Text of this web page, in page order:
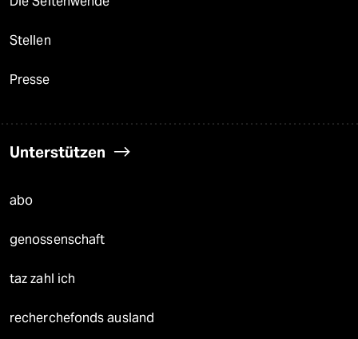
Stellen
Presse
Unterstützen
abo
genossenschaft
taz zahl ich
recherchefonds ausland